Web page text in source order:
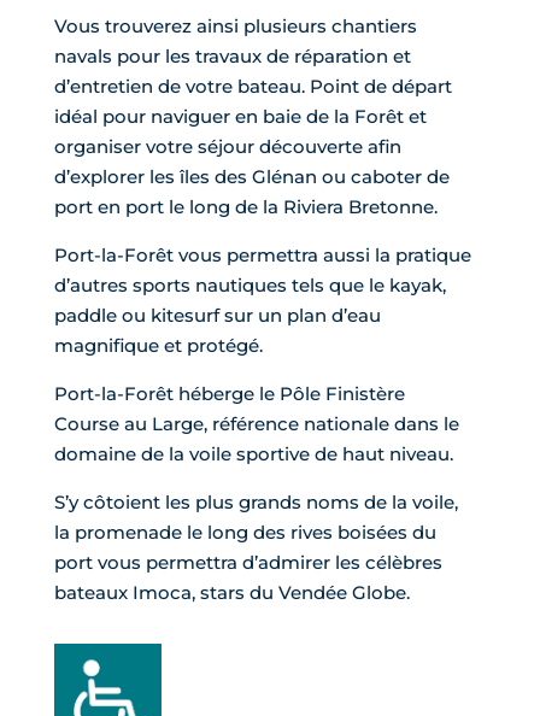
Vous trouverez ainsi plusieurs chantiers
navals pour les travaux de réparation et
d’entretien de votre bateau. Point de départ
idéal pour naviguer en baie de la Forêt et
organiser votre séjour découverte afin
d’explorer les îles des Glénan ou caboter de
port en port le long de la Riviera Bretonne.
Port-la-Forêt vous permettra aussi la pratique
d’autres sports nautiques tels que le kayak,
paddle ou kitesurf sur un plan d’eau
magnifique et protégé.
Port-la-Forêt héberge le Pôle Finistère
Course au Large, référence nationale dans le
domaine de la voile sportive de haut niveau.
S’y côtoient les plus grands noms de la voile,
la promenade le long des rives boisées du
port vous permettra d’admirer les célèbres
bateaux Imoca, stars du Vendée Globe.